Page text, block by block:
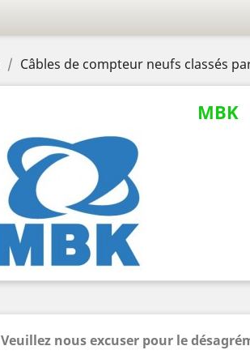
Câbles de compteur neufs classés
MBK
Veuillez nous excuser pour le